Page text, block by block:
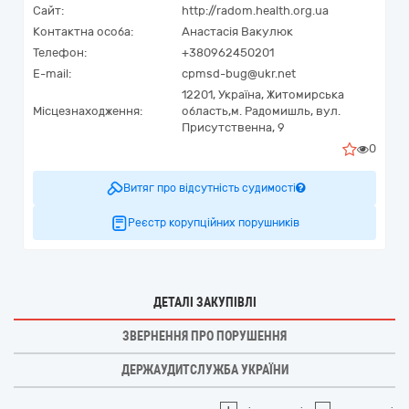
Сайт:
http://radom.health.org.ua
Контактна особа:
Анастасія Вакулюк
Телефон:
+380962450201
E-mail:
cpmsd-bug@ukr.net
Місцезнаходження:
12201, Україна, Житомирська
область,м. Радомишль, вул.
Присутственна, 9
0
Витяг про відсутність судимості
Реєстр корупційних порушників
ДЕТАЛІ ЗАКУПІВЛІ
ЗВЕРНЕННЯ ПРО ПОРУШЕННЯ
ДЕРЖАУДИТСЛУЖБА УКРАЇНИ